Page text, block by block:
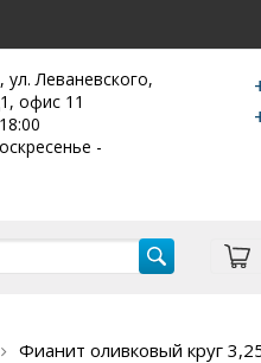
ул. Леваневского,
офис 11
-
Фианит оливковый круг